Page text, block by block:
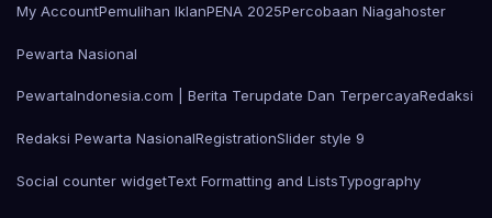
My AccountPemulihan IklanPENA 2025Percobaan Niagahoster
Pewarta Nasional
PewartaIndonesia.com | Berita Terupdate Dan TerpercayaRedaksi
Redaksi Pewarta NasionalRegistrationSlider style 9
Social counter widgetText Formatting and ListsTypography